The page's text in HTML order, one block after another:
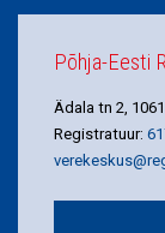
Põhja-Eesti
Ädala tn 2,
Registratuur: